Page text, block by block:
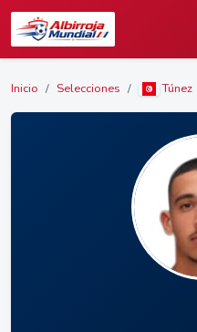
Inicio Selecciones Túnez